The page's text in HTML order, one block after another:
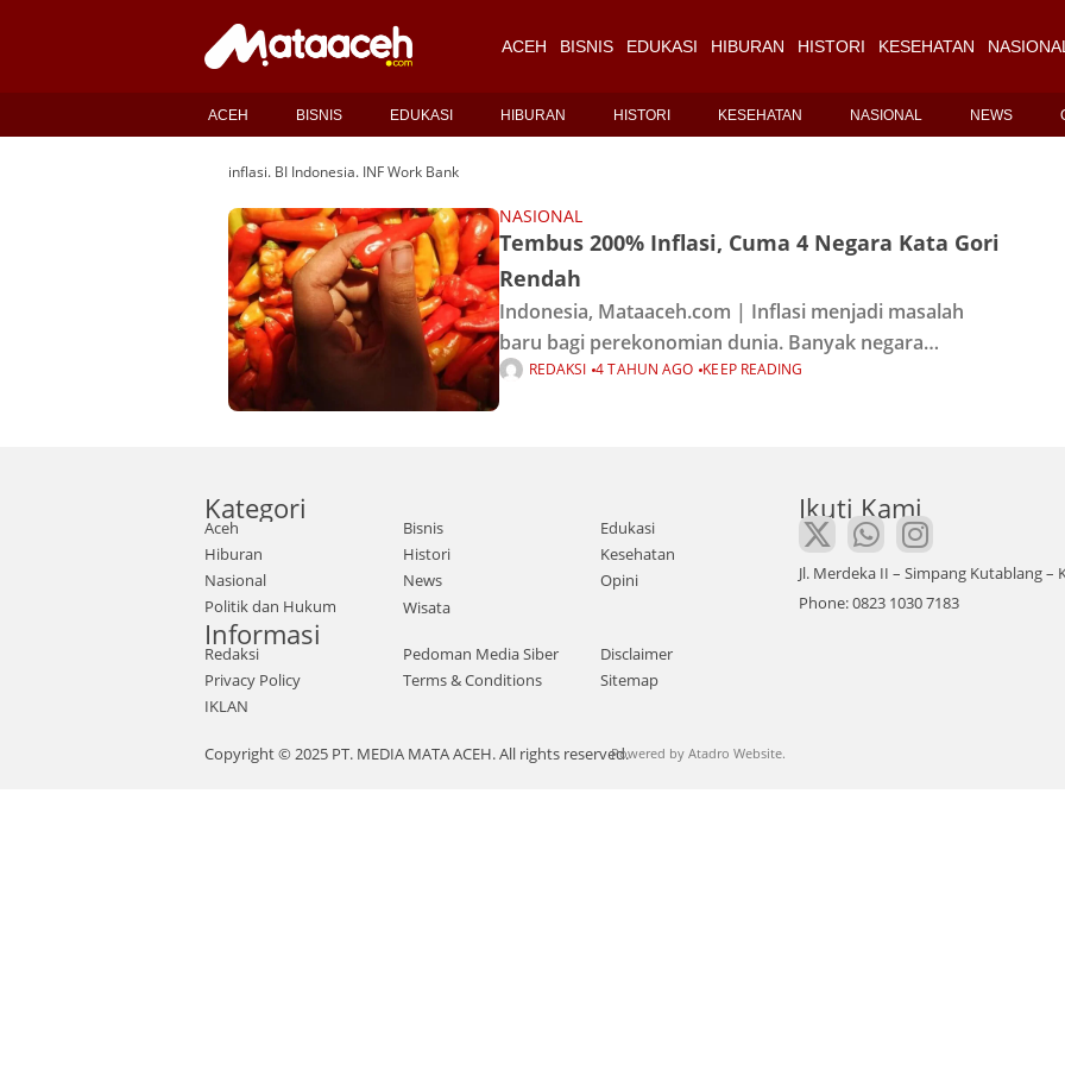
ACEH BISNIS EDUKASI HIBURAN HISTORI KESEHATAN NASIONAL
ACEH BISNIS EDUKASI HIBURAN HISTORI KESEHATAN NASIONAL NEWS
inflasi. BI Indonesia. INF Work Bank
NASIONAL
Tembus 200% Inflasi, Cuma 4 Negara Kata Gori
Rendah
Indonesia, Mataaceh.com | Inflasi menjadi masalah
baru bagi perekonomian dunia. Banyak negara
mengalami lonjakan harga-harga yang signifikan,
terutama dipicu item energi dan pangan.Guna
REDAKSI 4 TAHUN AGO KEEP READING
Kategori
Aceh Bisnis
Edukasi
Hiburan
Histori
Kesehatan
Nasional
News
Opini
Politik dan Hukum
Wisata
Informasi
Redaksi Pedoman Media Siber
Disclaimer
Privacy Policy
Terms & Conditions
Sitemap
IKLAN
Ikuti Kami
Jl. Merdeka II – Simpang Kutablang –
Phone: 0823 1030 7183
Copyright © 2025 PT. MEDIA MATA ACEH. All rights reserved.Powered by Atadro Website.